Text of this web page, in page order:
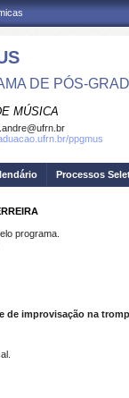
DE PÓS-
MÚSICA
ppgmus
Processos
programa.
de improvisação na